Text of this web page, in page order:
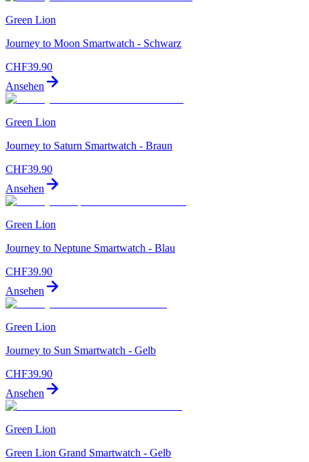
Green Lion
Journey to Moon Smartwatch - Schwarz
CHF39.90
Ansehen
Green Lion
Journey to Saturn Smartwatch - Braun
CHF39.90
Ansehen
Green Lion
Journey to Neptune Smartwatch - Blau
CHF39.90
Ansehen
Green Lion
Journey to Sun Smartwatch - Gelb
CHF39.90
Ansehen
Green Lion
Green Lion Grand Smartwatch - Gelb